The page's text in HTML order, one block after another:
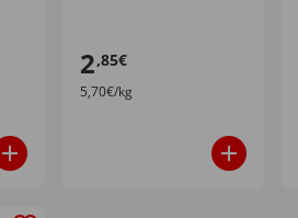
2,85€
5,70€/kg